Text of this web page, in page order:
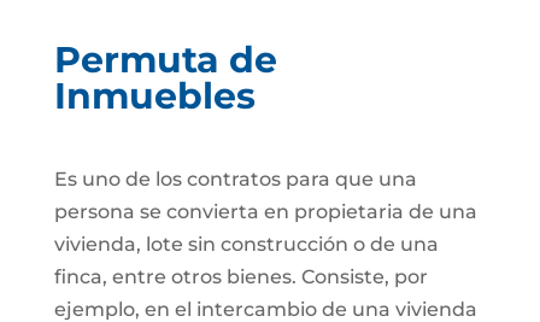
Permuta de
Inmuebles
Es uno de los contratos para que una
persona se convierta en propietaria de una
vivienda, lote sin construcción o de una
finca, entre otros bienes. Consiste, por
ejemplo, en el intercambio de una vivienda